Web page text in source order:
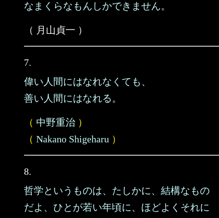
なまくらなもんしかできません。
（ 月山貞一 ）
7.
偉い人間にはなれなくても、
善い人間にはなれる。
（ 中野重治 ）
（ Nakano Shigeharu ）
8.
哲学というものは、たしかに、結構なもの
だよ、ひとが若い年頃に、ほどよくそれに